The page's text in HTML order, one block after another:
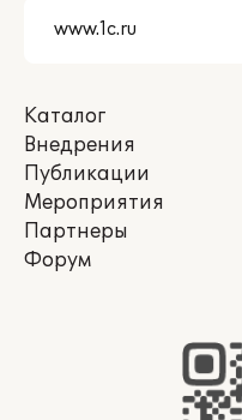
Каталог
Внедрения
Публикации
Мероприятия
Партнеры
Форум